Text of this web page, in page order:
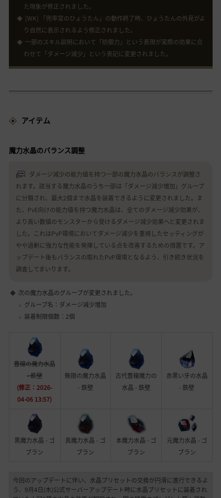
た現象が修正されました。
[WK] 「兜率宮のひょうたん」の動作終了時、ひょうたんの外見がよ
り自然に表示されるよう修正されました。
一部のスキル説明において「防御力」という表現が実際の効果に合
わせて「ダメージ減少」という表記に変更されました。
アイテム
魔力水晶のバランス調整
ダメージ減少の能力値を持つ一部の魔力水晶のバランスが調整さ
れます。該当する魔力水晶のうち一部は「ダメージ減少増加」グループ
に分類され、最大2個まで水晶を装着できるように変更されました。ま
た、PvE向けの能力値を持つ魔力水晶は、全てのダメージ減少効果が、
より高い数値のモンスターから受けるダメージ減少効果へと変更されま
した。これはPvP環境においてダメージ減少を重視したセッティングが
やや過剰に強力な性能を発揮している点を改善するための措置です。ア
ップデート後もバランスの取れたPvP環境となるよう、引き続き状況を
調査してまいります。
次の魔力水晶のグループが変更されました。
グループ名：ダメージ減少増加
装着制限個数：2個
豊穣の魔力水晶
- 鉄壁
(修正：2026-
04-06 13:57)
無限の魔力水晶
- 鉄壁
古代豊穣魔力の
水晶 - 鉄壁
赤黒い牙の水晶
- 鉄壁
黒魔力水晶 - ゴ
ブラン
真魔力水晶 - ゴ
ブラン
本魔力水晶 - ゴ
ブラン
元魔力水晶 - ゴ
ブラン
今回のアップデートに伴い、水晶プリセットの交換が円滑に進行できるよ
う、9月4日(木)公式サーバーアップデート時に水晶プリセットに装着され